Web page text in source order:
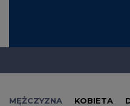
MĘŻCZYZNA KOBIETA